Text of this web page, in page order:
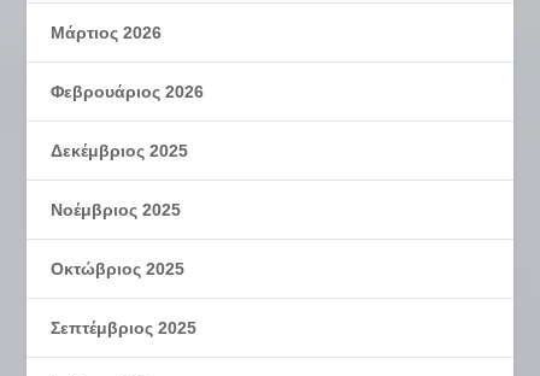
Μάρτιος 2026
Φεβρουάριος 2026
Δεκέμβριος 2025
Νοέμβριος 2025
Οκτώβριος 2025
Σεπτέμβριος 2025